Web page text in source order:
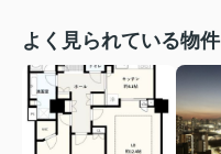
よく見られている物件